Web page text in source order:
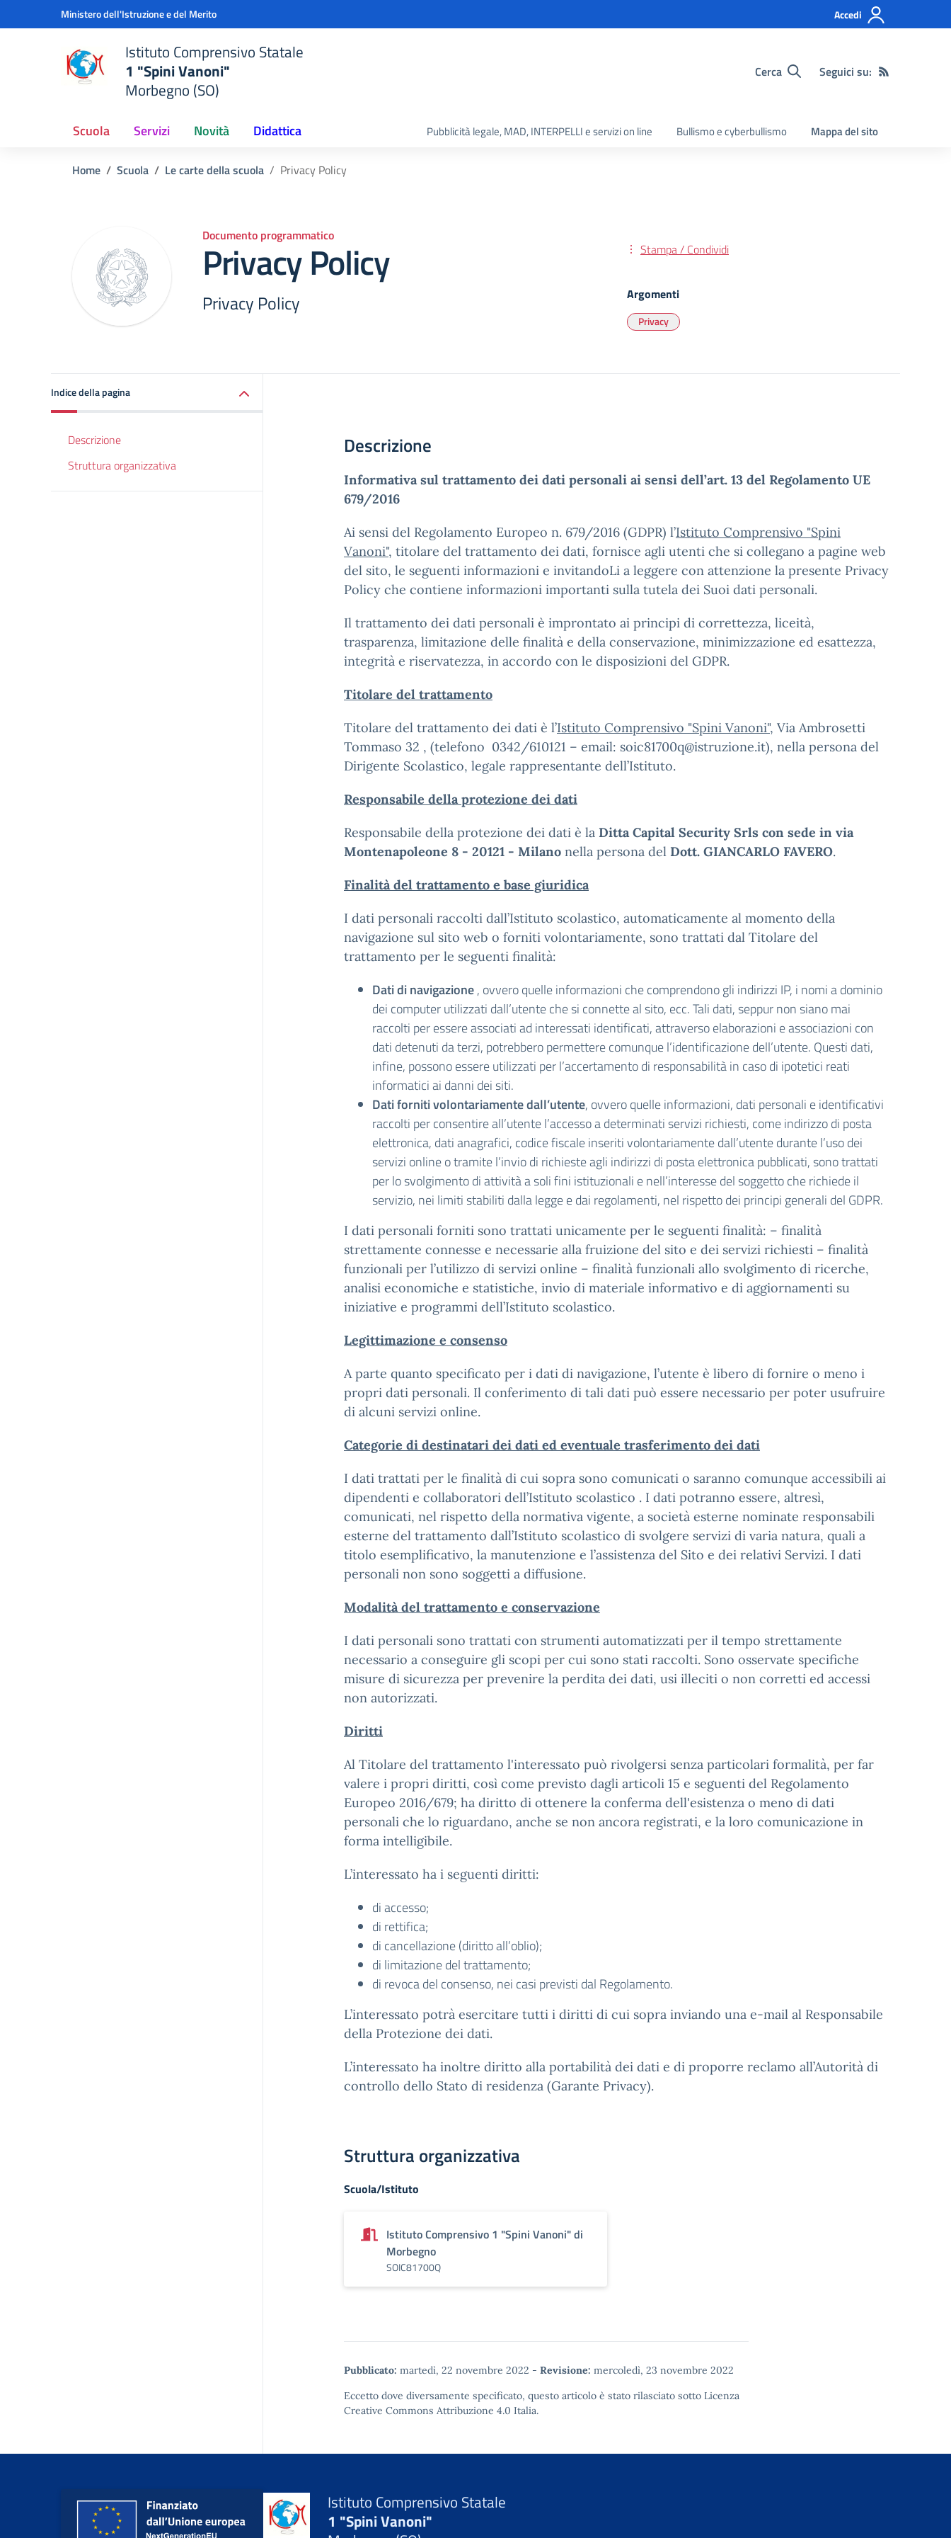
Vai ai contenuti
Vai al menu di navigazioneMinistero dell'Istruzione e del Merito Accedi
Istituto Comprensivo Statale
1 "Spini Vanoni"
Morbegno (SO)
Cerca Seguici su:
Scuola Servizi Novità Didattica Pubblicità legale, MAD, INTERPELLI e servizi on line Bullismo e cyberbullismo Mappa del sito
Home Scuola Le carte della scuola Privacy Policy
Documento programmatico
Privacy Policy
Privacy Policy
Stampa / Condividi
Argomenti
Privacy
Indice della pagina
Descrizione
Struttura organizzativa
Descrizione
Informativa sul trattamento dei dati personali ai sensi dell’art. 13 del Regolamento UE
679/2016
Ai sensi del Regolamento Europeo n. 679/2016 (GDPR) l’Istituto Comprensivo "Spini
Vanoni", titolare del trattamento dei dati, fornisce agli utenti che si collegano a pagine web
del sito, le seguenti informazioni e invitandoLi a leggere con attenzione la presente Privacy
Policy che contiene informazioni importanti sulla tutela dei Suoi dati personali.
Il trattamento dei dati personali è improntato ai principi di correttezza, liceità,
trasparenza, limitazione delle finalità e della conservazione, minimizzazione ed esattezza,
integrità e riservatezza, in accordo con le disposizioni del GDPR.
Titolare del trattamento
Titolare del trattamento dei dati è l’Istituto Comprensivo "Spini Vanoni", Via Ambrosetti
Tommaso 32 , (telefono 0342/610121 – email: soic81700q@istruzione.it), nella persona del
Dirigente Scolastico, legale rappresentante dell’Istituto.
Responsabile della protezione dei dati
Responsabile della protezione dei dati è la Ditta Capital Security Srls con sede in via
Montenapoleone 8 - 20121 - Milano nella persona del Dott. GIANCARLO FAVERO.
Finalità del trattamento e base giuridica
I dati personali raccolti dall’Istituto scolastico, automaticamente al momento della
navigazione sul sito web o forniti volontariamente, sono trattati dal Titolare del
trattamento per le seguenti finalità:
Dati di navigazione, ovvero quelle informazioni che comprendono gli indirizzi IP, i nomi a dominio
dei computer utilizzati dall’utente che si connette al sito, ecc. Tali dati, seppur non siano mai
raccolti per essere associati ad interessati identificati, attraverso elaborazioni e associazioni con
dati detenuti da terzi, potrebbero permettere comunque l’identificazione dell’utente. Questi dati,
infine, possono essere utilizzati per l’accertamento di responsabilità in caso di ipotetici reati
informatici ai danni dei siti.
Dati forniti volontariamente dall’utente, ovvero quelle informazioni, dati personali e identificativi
raccolti per consentire all’utente l’accesso a determinati servizi richiesti, come indirizzo di posta
elettronica, dati anagrafici, codice fiscale inseriti volontariamente dall’utente durante l’uso dei
servizi online o tramite l’invio di richieste agli indirizzi di posta elettronica pubblicati, sono trattati
per lo svolgimento di attività a soli fini istituzionali e nell’interesse del soggetto che richiede il
servizio, nei limiti stabiliti dalla legge e dai regolamenti, nel rispetto dei principi generali del GDPR.
I dati personali forniti sono trattati unicamente per le seguenti finalità: – finalità
strettamente connesse e necessarie alla fruizione del sito e dei servizi richiesti – finalità
funzionali per l’utilizzo di servizi online – finalità funzionali allo svolgimento di ricerche,
analisi economiche e statistiche, invio di materiale informativo e di aggiornamenti su
iniziative e programmi dell’Istituto scolastico.
Legittimazione e consenso
A parte quanto specificato per i dati di navigazione, l’utente è libero di fornire o meno i
propri dati personali. Il conferimento di tali dati può essere necessario per poter usufruire
di alcuni servizi online.
Categorie di destinatari dei dati ed eventuale trasferimento dei dati
I dati trattati per le finalità di cui sopra sono comunicati o saranno comunque accessibili ai
dipendenti e collaboratori dell’Istituto scolastico . I dati potranno essere, altresì,
comunicati, nel rispetto della normativa vigente, a società esterne nominate responsabili
esterne del trattamento dall’Istituto scolastico di svolgere servizi di varia natura, quali a
titolo esemplificativo, la manutenzione e l’assistenza del Sito e dei relativi Servizi. I dati
personali non sono soggetti a diffusione.
Modalità del trattamento e conservazione
I dati personali sono trattati con strumenti automatizzati per il tempo strettamente
necessario a conseguire gli scopi per cui sono stati raccolti. Sono osservate specifiche
misure di sicurezza per prevenire la perdita dei dati, usi illeciti o non corretti ed accessi
non autorizzati.
Diritti
Al Titolare del trattamento l'interessato può rivolgersi senza particolari formalità, per far
valere i propri diritti, così come previsto dagli articoli 15 e seguenti del Regolamento
Europeo 2016/679; ha diritto di ottenere la conferma dell'esistenza o meno di dati
personali che lo riguardano, anche se non ancora registrati, e la loro comunicazione in
forma intelligibile.
L’interessato ha i seguenti diritti:
di accesso;
di rettifica;
di cancellazione (diritto all’oblio);
di limitazione del trattamento;
di revoca del consenso, nei casi previsti dal Regolamento.
L’interessato potrà esercitare tutti i diritti di cui sopra inviando una e-mail al Responsabile
della Protezione dei dati.
L’interessato ha inoltre diritto alla portabilità dei dati e di proporre reclamo all’Autorità di
controllo dello Stato di residenza (Garante Privacy).
Struttura organizzativa
Scuola/Istituto
Istituto Comprensivo 1 "Spini Vanoni" di
Morbegno
SOIC81700Q
Pubblicato: martedì, 22 novembre 2022 - Revisione: mercoledì, 23 novembre 2022
Eccetto dove diversamente specificato, questo articolo è stato rilasciato sotto Licenza
Creative Commons Attribuzione 4.0 Italia.
Istituto Comprensivo Statale
1 "Spini Vanoni"